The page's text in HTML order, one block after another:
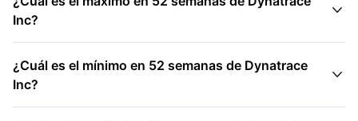
Inc?

¿Cuál es el mínimo en 52 semanas de Dynatrace
Inc?
